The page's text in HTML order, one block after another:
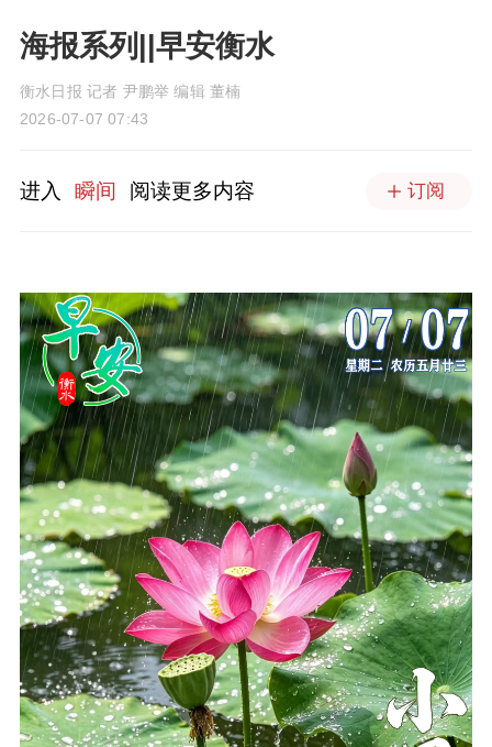
海报系列||早安衡水
衡水日报 记者 尹鹏举 编辑 董楠
2026-07-07 07:43
进入 瞬间 阅读更多内容 订阅